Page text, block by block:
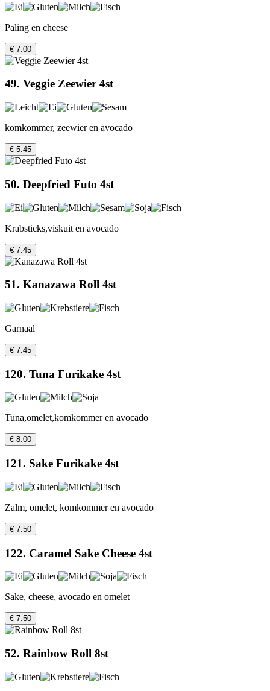
Paling en cheese
€ 7.00
49. Veggie Zeewier 4st
komkommer, zeewier en avocado
€ 5.45
50. Deepfried Futo 4st
Krabsticks,viskuit en avocado
€ 7.45
51. Kanazawa Roll 4st
Garnaal
€ 7.45
120. Tuna Furikake 4st
Tuna,omelet,komkommer en avocado
€ 8.00
121. Sake Furikake 4st
Zalm, omelet, komkommer en avocado
€ 7.50
122. Caramel Sake Cheese 4st
Sake, cheese, avocado en omelet
€ 7.50
52. Rainbow Roll 8st